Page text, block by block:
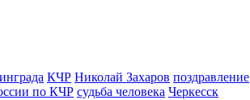
КЧР Николай Захаров поздравление
по КЧР судьба человека Черкесск